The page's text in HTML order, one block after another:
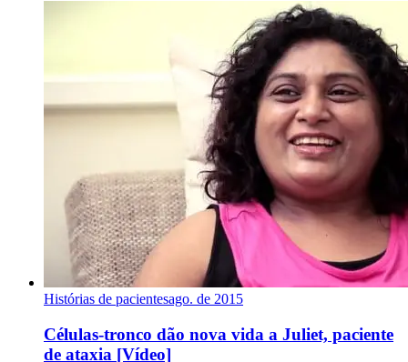
Histórias de pacientesago. de 2015
Células-tronco dão nova vida a Juliet, paciente
de ataxia [Vídeo]